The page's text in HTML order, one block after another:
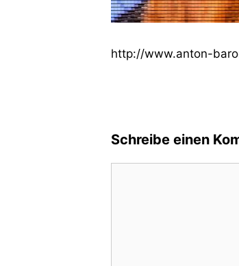
http://www.anton-
Schreibe einen